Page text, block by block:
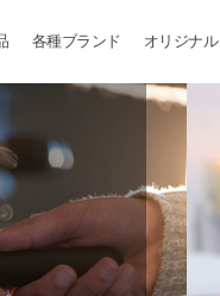
商品一覧
商品一覧
品一覧
一覧
覧
各種ブランド
BONUNI
B-SPA
和風
B2
オリジナル